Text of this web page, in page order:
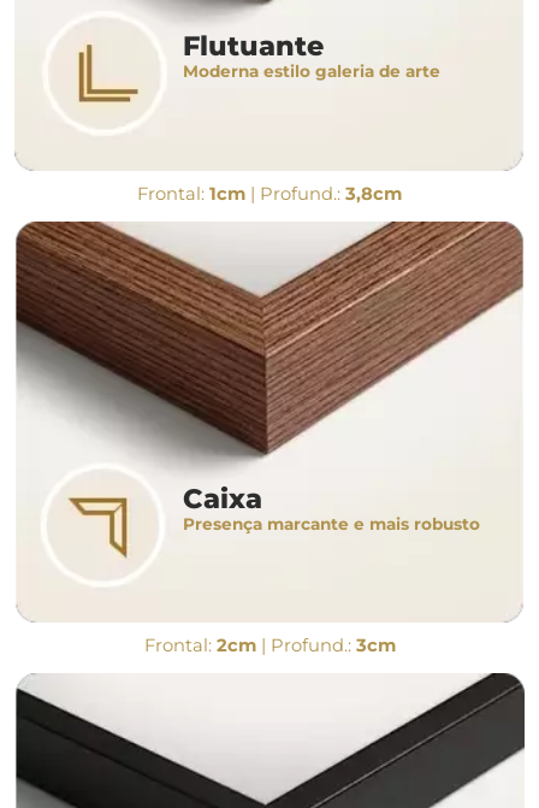
Flutuante
Moderna estilo galeria de arte
Frontal: 1cm | Profund.: 3,8cm
Caixa
Presença marcante e mais robusto
Frontal: 2cm| Profund.: 3cm